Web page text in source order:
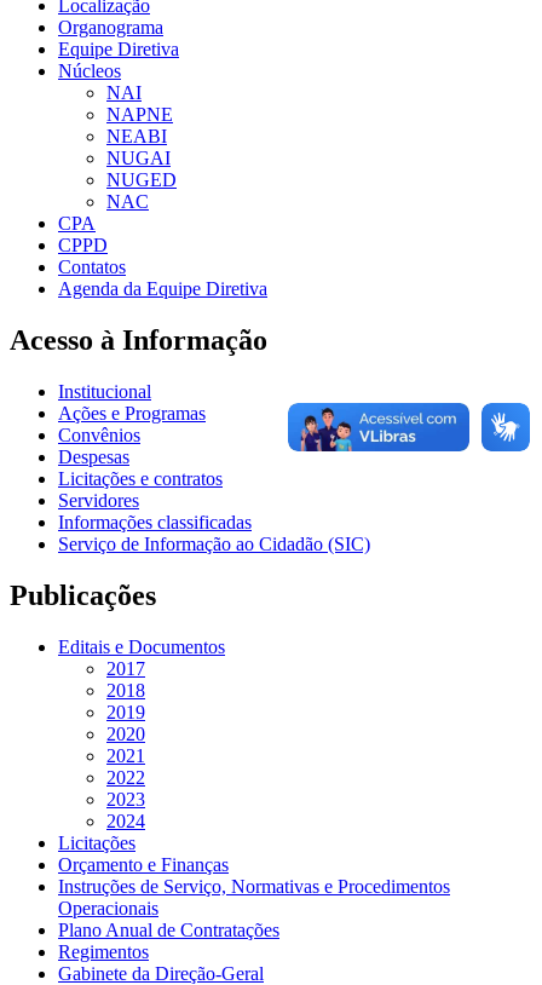
Localização
Organograma
Equipe Diretiva
Núcleos
NAI
NAPNE
NEABI
NUGAI
NUGED
NAC
CPA
CPPD
Contatos
Agenda da Equipe Diretiva
Acesso à Informação
Institucional
Ações e Programas
Convênios
Despesas
Licitações e contratos
Servidores
Informações classificadas
Serviço de Informação ao Cidadão (SIC)
Publicações
Editais e Documentos
2017
2018
2019
2020
2021
2022
2023
2024
Licitações
Orçamento e Finanças
Instruções de Serviço, Normativas e Procedimentos
Operacionais
Plano Anual de Contratações
Regimentos
Gabinete da Direção-Geral